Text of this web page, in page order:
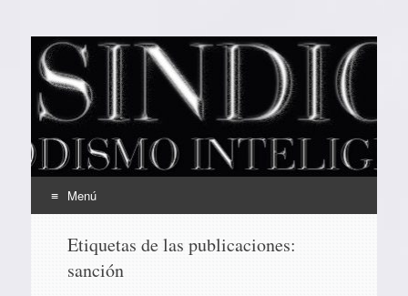
EL SINDICAL
Periodismo Inteligente
Menú
contenido
Etiquetas de las publicaciones:
sanción